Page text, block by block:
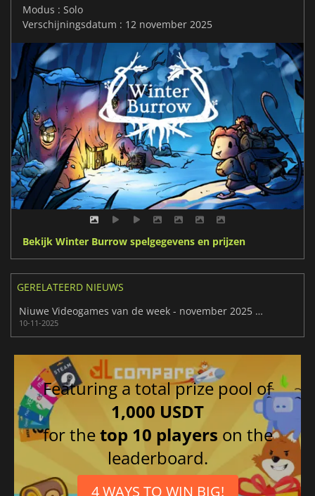
Modus : Solo
Verschijningsdatum : 12 november 2025
Bekijk Winter Burrow spelgegevens en prijzen
GERELATEERD NIEUWS
Niuwe Videogames van de week - november 2025 (week 46)
10-11-2025
Featuring a total prize pool of
1,000 USDT
for thetop 10 players on the
leaderboard.
4 WAYS TO WIN BIG!